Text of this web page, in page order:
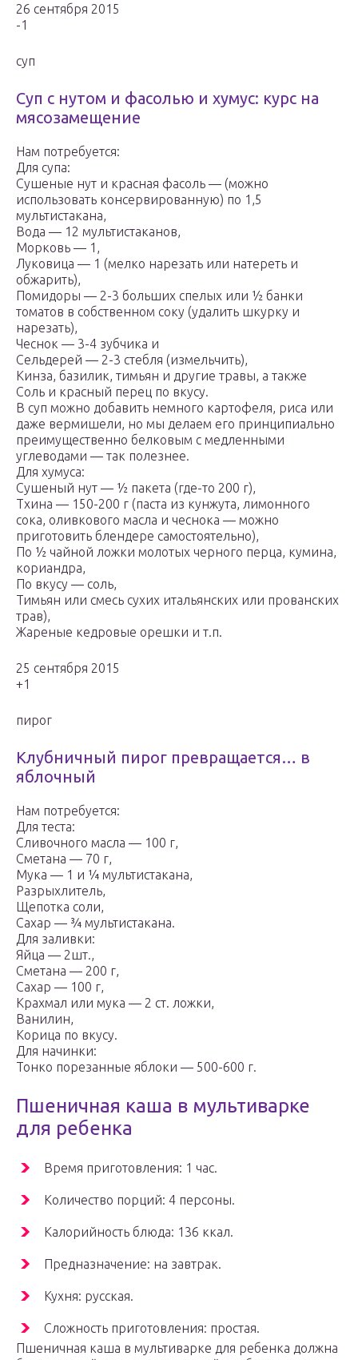
26 сентября 2015
-1
суп
Суп с нутом и фасолью и хумус: курс на
мясозамещение
Нам потребуется:
Для супа:
Сушеные нут и красная фасоль — (можно
использовать консервированную) по 1,5
мультистакана,
Вода — 12 мультистаканов,
Морковь — 1,
Луковица — 1 (мелко нарезать или натереть и
обжарить),
Помидоры — 2-3 больших спелых или ½ банки
томатов в собственном соку (удалить шкурку и
нарезать),
Чеснок — 3-4 зубчика и
Сельдерей — 2-3 стебля (измельчить),
Кинза, базилик, тимьян и другие травы, а также
Соль и красный перец по вкусу.
В суп можно добавить немного картофеля, риса или
даже вермишели, но мы делаем его принципиально
преимущественно белковым с медленными
углеводами — так полезнее.
Для хумуса:
Сушеный нут — ½ пакета (где-то 200 г),
Тхина — 150-200 г (паста из кунжута, лимонного
сока, оливкового масла и чеснока — можно
приготовить блендере самостоятельно),
По ½ чайной ложки молотых черного перца, кумина,
кориандра,
По вкусу — соль,
Тимьян или смесь сухих итальянских или прованских
трав),
Жареные кедровые орешки и т.п.
25 сентября 2015
+1
пирог
Клубничный пирог превращается… в
яблочный
Нам потребуется:
Для теста:
Сливочного масла — 100 г,
Сметана — 70 г,
Мука — 1 и ¼ мультистакана,
Разрыхлитель,
Щепотка соли,
Сахар — ¾ мультистакана.
Для заливки:
Яйца — 2шт.,
Сметана — 200 г,
Сахар — 100 г,
Крахмал или мука — 2 ст. ложки,
Ванилин,
Корица по вкусу.
Для начинки:
Тонко порезанные яблоки — 500-600 г.
Пшеничная каша в мультиварке
для ребенка
Время приготовления: 1 час.
Количество порций: 4 персоны.
Калорийность блюда: 136 ккал.
Предназначение: на завтрак.
Кухня: русская.
Сложность приготовления: простая.
Пшеничная каша в мультиварке для ребенка должна